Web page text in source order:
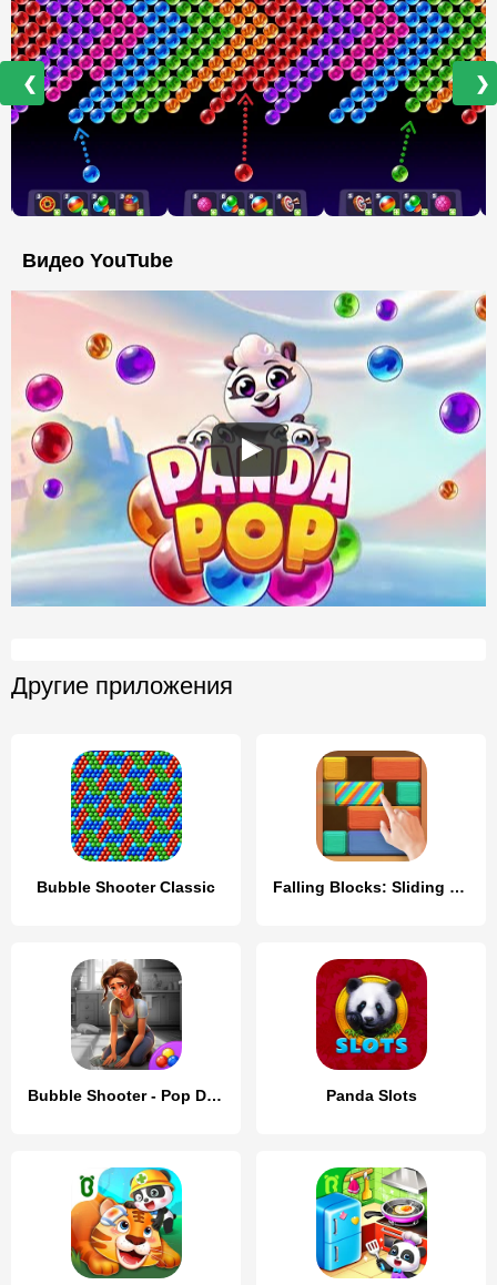
❮ ❯
Видео YouTube
Другие приложения
Bubble Shooter Classic Falling Blocks: Sliding Puzzle
Bubble Shooter - Pop Designer Panda Slots